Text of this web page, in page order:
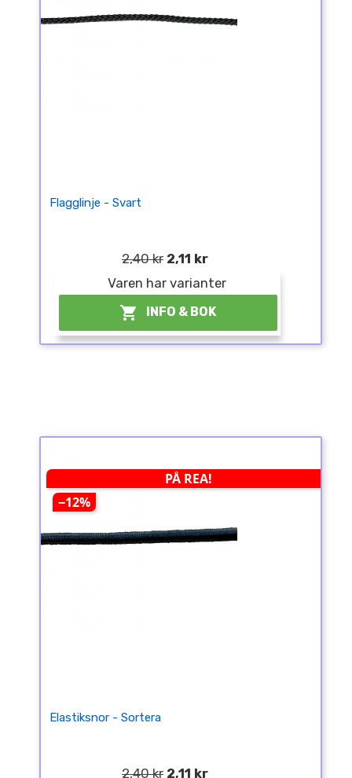
Flagglinje - Svart
2,40 kr 2,11 kr
Varen har varianter
 INFO & BOK
PÅ REA!
−12%
Elastiksnor - Sortera
2,40 kr 2,11 kr